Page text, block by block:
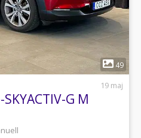
49
19 maj
G M